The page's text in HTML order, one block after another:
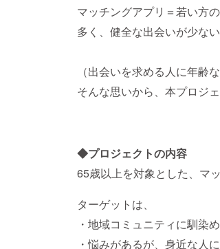
マッチングアプリ＝若い方
多く、健全な出会いが少な
（出会いを求める人に年齢
そんな思いから、本プロジ
◆プロジェクトの内容
65歳以上を対象とした、マ
ターゲットは、
・地域コミュニティに馴染
・悩みがあるが、身近な人